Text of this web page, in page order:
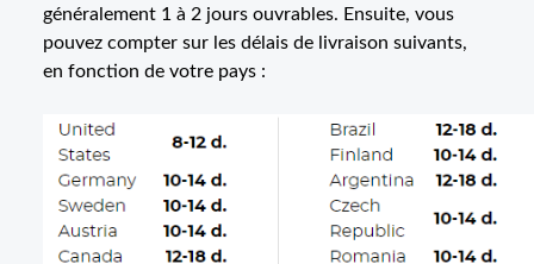
généralement 1 à 2 jours ouvrables. Ensuite, vous
pouvez compter sur les délais de livraison suivants,
en fonction de votre pays :